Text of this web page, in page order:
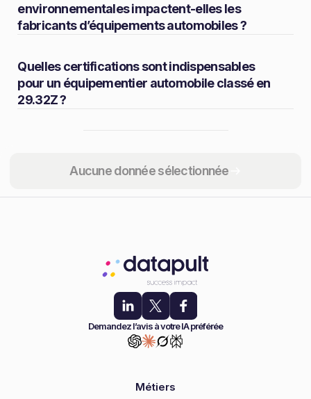
Aucune donnée sélectionnée
environnementales impactent-elles les
fabricants d’équipements automobiles ?
Quelles certifications sont indispensables
pour un équipementier automobile classé en
29.32Z ?
Partager
Demandez l’avis à votre IA préférée
Métiers